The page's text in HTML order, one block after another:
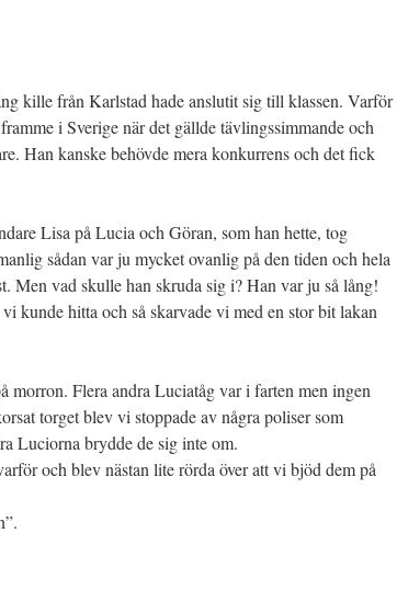
kille från Karlstad hade anslutit sig till klassen. Varför
i Sverige när det gällde tävlingssimmande och
Han kanske behövde mera konkurrens och det fick
Lisa på Lucia och Göran, som han hette, tog
sådan var ju mycket ovanlig på den tiden och hela
Men vad skulle han skruda sig i? Han var ju så lång!
kunde hitta och så skarvade vi med en stor bit lakan
morron. Flera andra Luciatåg var i farten men ingen
torget blev vi stoppade av några poliser som
Luciorna brydde de sig inte om.
och blev nästan lite rörda över att vi bjöd dem på